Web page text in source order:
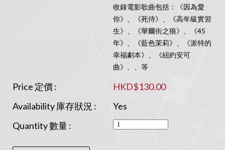
收錄電影歌曲包括：《因為愛
你》、《死侍》、《高年級實習
生》、《華爾街之狼》、《45
年》、《藍色茉莉》、《派特的
幸福劇本》、《紐約安可
曲》、、等
Price 定價 :
HKD$130.00
Availability 庫存狀況 :
Yes
Quantity 數量 :